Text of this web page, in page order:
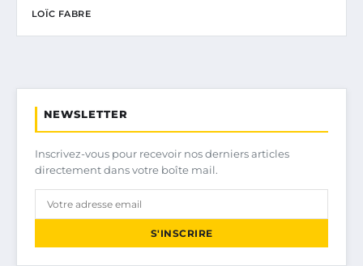
LOÏC FABRE
NEWSLETTER
Inscrivez-vous pour recevoir nos derniers articles
directement dans votre boîte mail.
S'INSCRIRE